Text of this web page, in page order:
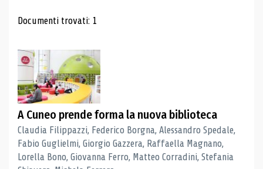
Risultati di ricerca
Documenti trovati: 1
A Cuneo prende forma la nuova biblioteca
Claudia Filippazzi, Federico Borgna, Alessandro Spedale,
Fabio Guglielmi, Giorgio Gazzera, Raffaella Magnano,
Lorella Bono, Giovanna Ferro, Matteo Corradini, Stefania